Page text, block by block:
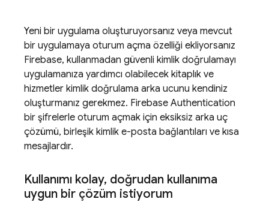
Yeni bir uygulama oluşturuyorsanız veya mevcut
bir uygulamaya oturum açma özelliği ekliyorsanız
Firebase, kullanmadan güvenli kimlik doğrulamayı
uygulamanıza yardımcı olabilecek kitaplık ve
hizmetler kimlik doğrulama arka ucunu kendiniz
oluşturmanız gerekmez. Firebase Authentication
bir şifrelerle oturum açmak için eksiksiz arka uç
çözümü, birleşik kimlik e-posta bağlantıları ve kısa
mesajlardır.
Kullanımı kolay, doğrudan kullanıma
uygun bir çözüm istiyorum